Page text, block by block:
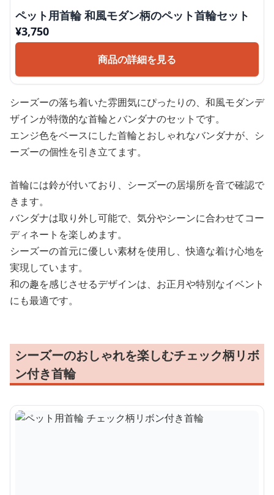
ペット用首輪 和風モダン柄のペット首輪セット
¥3,750
商品の詳細を見る
シーズーの落ち着いた雰囲気にぴったりの、和風モダンデ
ザインが特徴的な首輪とバンダナのセットです。
エンジ色をベースにした首輪とおしゃれなバンダナが、シ
ーズーの個性を引き立てます。
首輪には鈴が付いており、シーズーの居場所を音で確認で
きます。
バンダナは取り外し可能で、気分やシーンに合わせてコー
ディネートを楽しめます。
シーズーの首元に優しい素材を使用し、快適な着け心地を
実現しています。
和の趣を感じさせるデザインは、お正月や特別なイベント
にも最適です。
シーズーのおしゃれを楽しむチェック柄リボ
ン付き首輪